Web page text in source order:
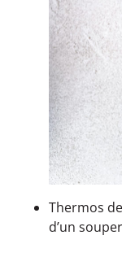
Thermos
d’un